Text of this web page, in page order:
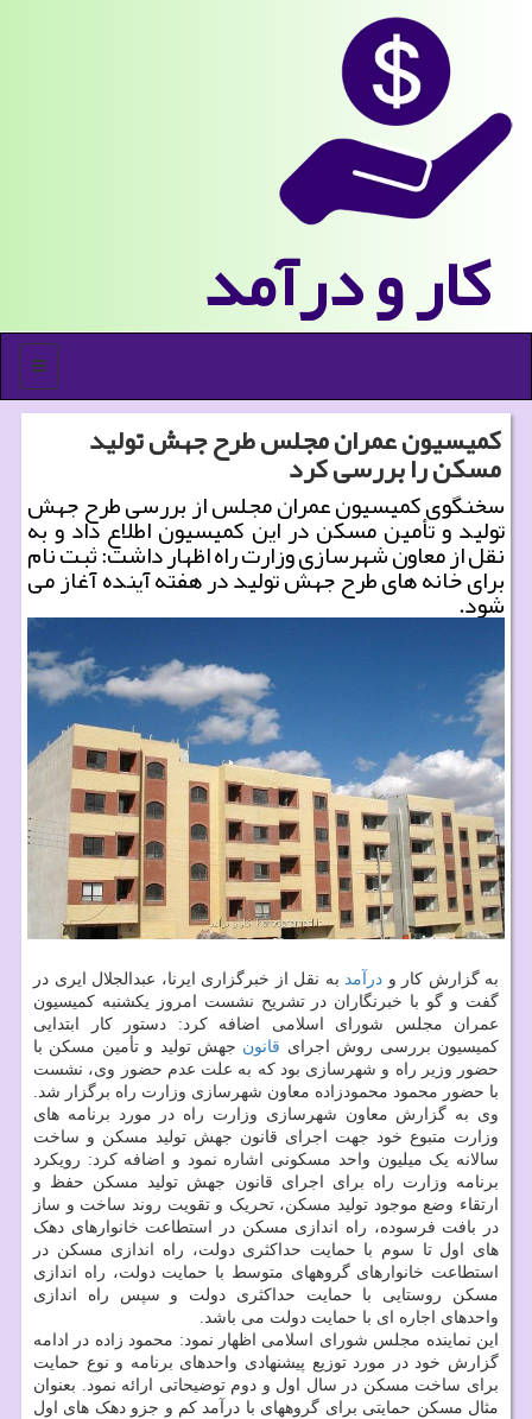
كار و درآمد
منو
کمیسیون عمران مجلس طرح جهش تولید
مسکن را بررسی کرد
سخنگوی کمیسیون عمران مجلس از بررسی طرح جهش
تولید و تأمین مسکن در این کمیسیون اطلاع داد و به
نقل از معاون شهرسازی وزارت راه اظهار داشت: ثبت نام
برای خانه های طرح جهش تولید در هفته آینده آغاز می
شود.
به گزارش کار و درآمد به نقل از خبرگزاری ایرنا، عبدالجلال ایری در
گفت و گو با خبرنگاران در تشریح نشست امروز یکشنبه کمیسیون
عمران مجلس شورای اسلامی اضافه کرد: دستور کار ابتدایی
کمیسیون بررسی روش اجرای قانون جهش تولید و تأمین مسکن با
حضور وزیر راه و شهرسازی بود که به علت عدم حضور وی، نشست
با حضور محمود محمودزاده معاون شهرسازی وزارت راه برگزار شد.
وی به گزارش معاون شهرسازی وزارت راه در مورد برنامه های
وزارت متبوع خود جهت اجرای قانون جهش تولید مسکن و ساخت
سالانه یک میلیون واحد مسکونی اشاره نمود و اضافه کرد: رویکرد
برنامه وزارت راه برای اجرای قانون جهش تولید مسکن حفظ و
ارتقاء وضع موجود تولید مسکن، تحریک و تقویت روند ساخت و ساز
در بافت فرسوده، راه اندازی مسکن در استطاعت خانوارهای دهک
های اول تا سوم با حمایت حداکثری دولت، راه اندازی مسکن در
استطاعت خانوارهای گروههای متوسط با حمایت دولت، راه اندازی
مسکن روستایی با حمایت حداکثری دولت و سپس راه اندازی
واحدهای اجاره ای با حمایت دولت می باشد.
این نماینده مجلس شورای اسلامی اظهار نمود: محمود زاده در ادامه
گزارش خود در مورد توزیع پیشنهادی واحدهای برنامه و نوع حمایت
برای ساخت مسکن در سال اول و دوم توضیحاتی ارائه نمود. بعنوان
مثال مسکن حمایتی برای گروههای با درآمد کم و جزو دهک های اول